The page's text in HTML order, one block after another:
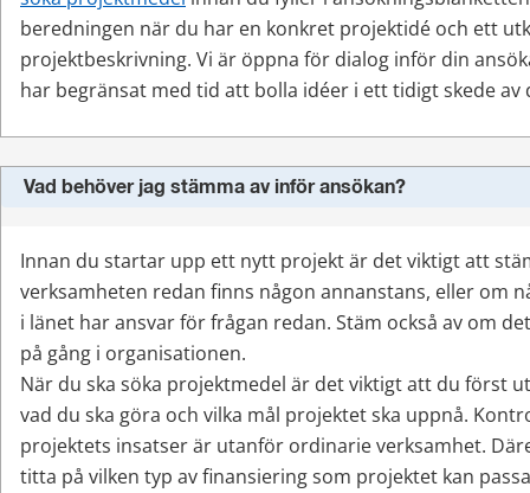
beredningen när du har en konkret projektidé och ett
projektbeskrivning. Vi är öppna för dialog inför din
har begränsat med tid att bolla idéer i ett tidigt skede
Vad behöver jag stämma av inför ansökan?
Innan du startar upp ett nytt projekt är det viktigt att
verksamheten redan finns någon annanstans, eller om
i länet har ansvar för frågan redan. Stäm också av om
på gång i organisationen.
När du ska söka projektmedel är det viktigt att du först
vad du ska göra och vilka mål projektet ska uppnå.
projektets insatser är utanför ordinarie verksamhet.
titta på vilken typ av finansiering som projektet kan